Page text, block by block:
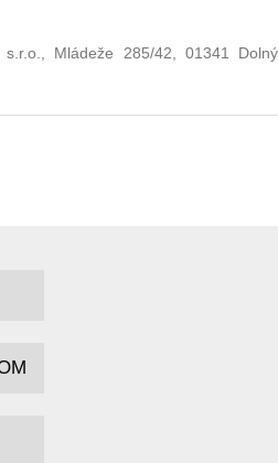
Mládeže 285/42, 01341 Dolný